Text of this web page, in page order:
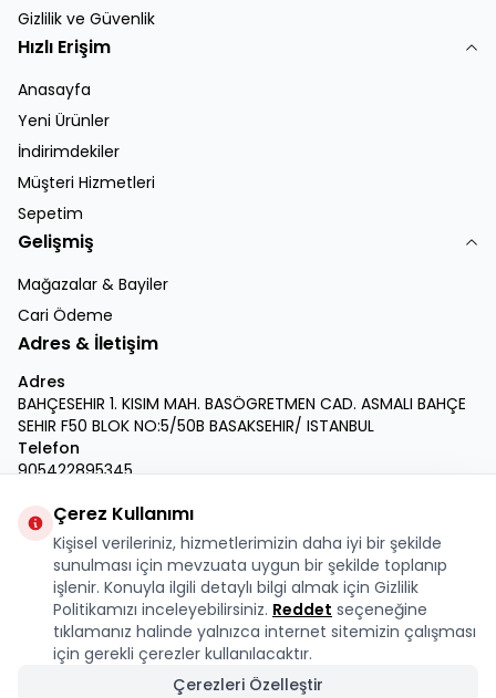
Gizlilik ve Güvenlik
Hızlı Erişim
Anasayfa
Yeni Ürünler
İndirimdekiler
Müşteri Hizmetleri
Sepetim
Gelişmiş
Mağazalar & Bayiler
Cari Ödeme
Adres & İletişim
Adres
BAHÇESEHIR 1. KISIM MAH. BASÖGRETMEN CAD. ASMALI BAHÇE
SEHIR F50 BLOK NO:5/50B BASAKSEHIR/ ISTANBUL
Telefon
905422895345
info@krmdukkan.com
Facebook
X İnstagram
YoutubeLinkedin
Çerez Kullanımı
Kişisel verileriniz, hizmetlerimizin daha iyi bir şekilde
sunulması için mevzuata uygun bir şekilde toplanıp
işlenir. Konuyla ilgili detaylı bilgi almak için Gizlilik
Politikamızı inceleyebilirsiniz. Reddet seçeneğine
tıklamanız halinde yalnızca internet sitemizin çalışması
için gerekli çerezler kullanılacaktır.
Çerezleri Özelleştir